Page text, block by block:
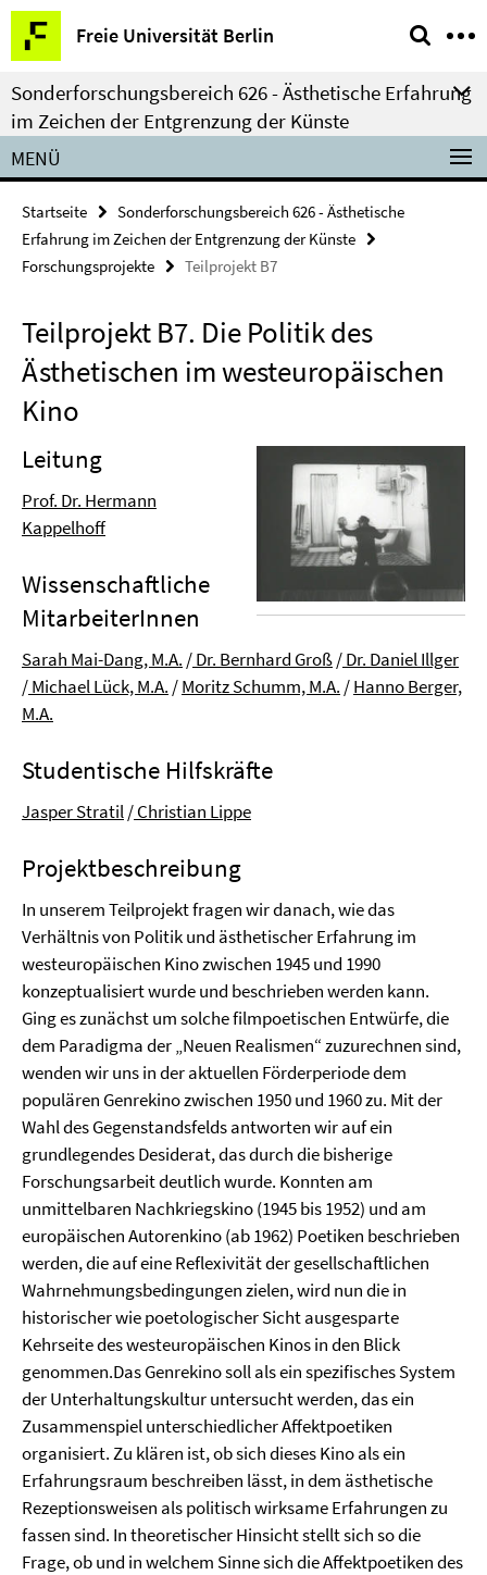
Springe
direkt
zu
Inhalt
Freie Universität Berlin
Service-
Navigation
Sonderforschungsbereich 626 - Ästhetische Erfahrung
im Zeichen der Entgrenzung der Künste
MENÜ
Startseite
Sonderforschungsbereich 626 - Ästhetische
Erfahrung im Zeichen der Entgrenzung der Künste
Forschungsprojekte
Teilprojekt B7
Teilprojekt B7. Die Politik des
Ästhetischen im westeuropäischen
Kino
Leitung
Prof. Dr. Hermann
Kappelhoff
Wissenschaftliche
MitarbeiterInnen
Sarah Mai-Dang, M.A. /Dr. Bernhard Groß/Dr. Daniel Illger
/Michael Lück, M.A. /Moritz Schumm, M.A. /Hanno Berger,
M.A.
Studentische Hilfskräfte
Jasper Stratil/Christian Lippe
Projektbeschreibung
In unserem Teilprojekt fragen wir danach, wie das
Verhältnis von Politik und ästhetischer Erfahrung im
westeuropäischen Kino zwischen 1945 und 1990
konzeptualisiert wurde und beschrieben werden kann.
Ging es zunächst um solche filmpoetischen Entwürfe, die
dem Paradigma der „Neuen Realismen“ zuzurechnen sind,
wenden wir uns in der aktuellen Förderperiode dem
populären Genrekino zwischen 1950 und 1960 zu. Mit der
Wahl des Gegenstandsfelds antworten wir auf ein
grundlegendes Desiderat, das durch die bisherige
Forschungsarbeit deutlich wurde. Konnten am
unmittelbaren Nachkriegskino (1945 bis 1952) und am
europäischen Autorenkino (ab 1962) Poetiken beschrieben
werden, die auf eine Reflexivität der gesellschaftlichen
Wahrnehmungsbedingungen zielen, wird nun die in
historischer wie poetologischer Sicht ausgesparte
Kehrseite des westeuropäischen Kinos in den Blick
genommen.Das Genrekino soll als ein spezifisches System
der Unterhaltungskultur untersucht werden, das ein
Zusammenspiel unterschiedlicher Affektpoetiken
organisiert. Zu klären ist, ob sich dieses Kino als ein
Erfahrungsraum beschreiben lässt, in dem ästhetische
Rezeptionsweisen als politisch wirksame Erfahrungen zu
fassen sind. In theoretischer Hinsicht stellt sich so die
Frage, ob und in welchem Sinne sich die Affektpoetiken des